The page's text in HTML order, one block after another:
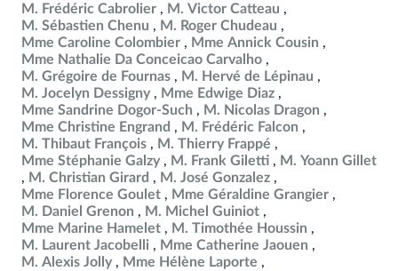
M. Frédéric Cabrolier
M. Victor Catteau
M. Sébastien Chenu
M. Roger Chudeau
Mme Caroline Colombier
Mme Annick Cousin
Mme Nathalie Da Conceicao Carvalho
M. Grégoire de Fournas
M. Hervé de Lépinau
M. Jocelyn Dessigny
Mme Edwige Diaz
Mme Sandrine Dogor-Such
M. Nicolas Dragon
Mme Christine Engrand
M. Frédéric Falcon
M. Thibaut François
M. Thierry Frappé
Mme Stéphanie Galzy
M. Frank Giletti
M. Yoann Gillet
M. Christian Girard
M. José Gonzalez
Mme Florence Goulet
Mme Géraldine Grangier
M. Daniel Grenon
M. Michel Guiniot
Mme Marine Hamelet
M. Timothée Houssin
M. Laurent Jacobelli
Mme Catherine Jaouen
M. Alexis Jolly
Mme Hélène Laporte